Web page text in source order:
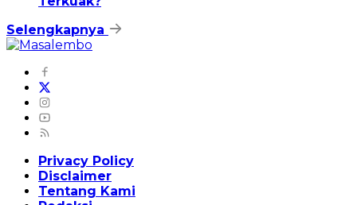
Selengkapnya
Privacy Policy
Disclaimer
Tentang Kami